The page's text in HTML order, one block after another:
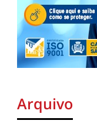
Arquivo